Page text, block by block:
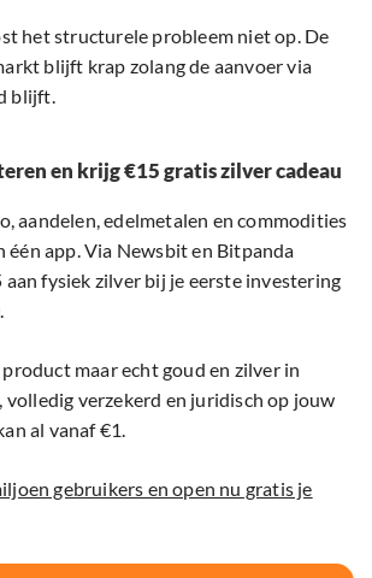
het structurele probleem niet op. De
blijft krap zolang de aanvoer via
blijft.
en krijg €15 gratis zilver cadeau
aandelen, edelmetalen en commodities
één app. Via Newsbit en Bitpanda
fysiek zilver bij je eerste investering
maar echt goud en zilver in
volledig verzekerd en juridisch op jouw
al vanaf €1.
gebruikers en open nu gratis je